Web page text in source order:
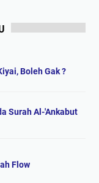
Boleh Gak ?
Surah Al-'Ankabut
Flow